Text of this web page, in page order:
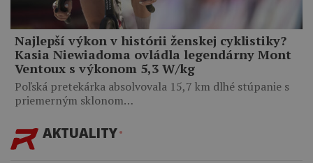
Najlepší výkon v histórii ženskej cyklistiky?
Kasia Niewiadoma ovládla legendárny Mont
Ventoux s výkonom 5,3 W/kg
Poľská pretekárka absolvovala 15,7 km dlhé stúpanie s
priemerným sklonom…
AKTUALITY